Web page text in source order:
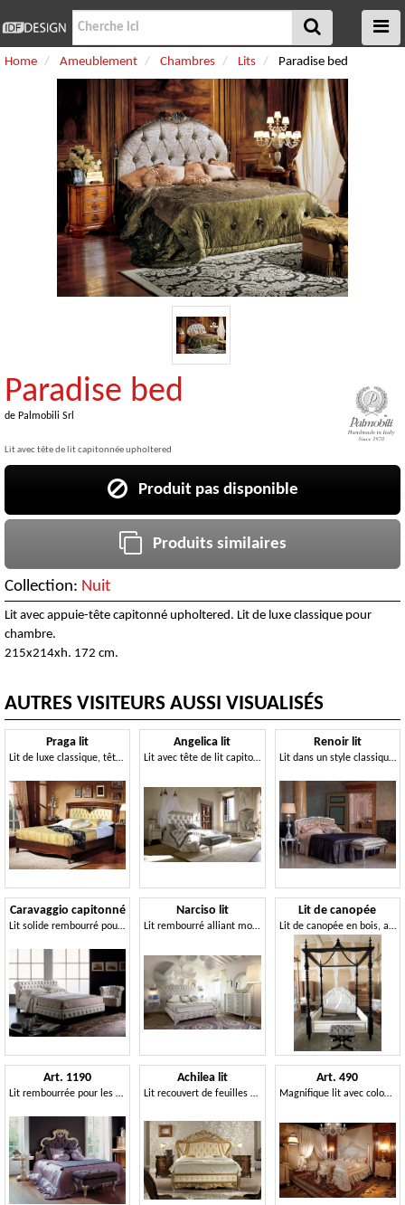
Home Ameublement Chambres Lits Paradise bed
Paradise bed
de Palmobili Srl
Lit avec tête de lit capitonnée upholtered
Produit pas disponible
Produits similaires
Collection: Nuit
Lit avec appuie-tête capitonné upholtered. Lit de luxe classique pour
chambre.
215x214xh. 172 cm.
AUTRES VISITEURS AUSSI VISUALISÉS
Praga lit
Lit de luxe classique, tête de lit tuftée rembourrés
Angelica lit
Lit avec tête de lit capitonnée et un cadre précieux sculpté
Renoir lit
Lit dans un style classique, finition argent, pour les hôtels
Caravaggio capitonné
Lit solide rembourré pour hôtel classique de luxe
Narciso lit
Lit rembourré alliant modernité et tradition
Lit de canopée
Lit de canopée en bois, avec tête de lit rembourrée
Art. 1190
Lit rembourrée pour les chambres de style classique
Achilea lit
Lit recouvert de feuilles d'or, avec une tête de lit capitonnée
Art. 490
Magnifique lit avec colonnes sculptées